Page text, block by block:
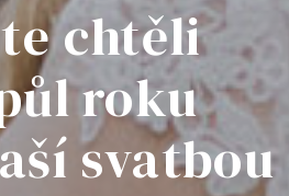
chtěli
roku
svatbou